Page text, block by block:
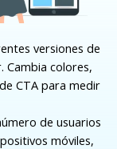
versiones de
Cambia colores,
CTA para medir
de usuarios
móviles,